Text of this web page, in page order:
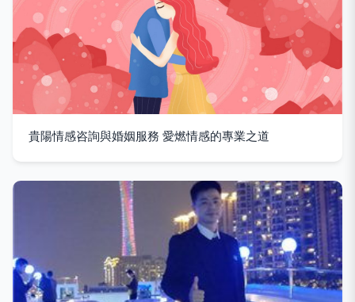
貴陽情感咨詢與婚姻服務 愛燃情感的專業之道